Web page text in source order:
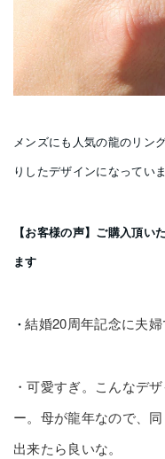
メンズにも人気の龍のリン
りしたデザインになっていま
【お客様の声】ご購入頂い
ます
・結婚20周年記念に夫婦
・可愛すぎ。こんなデ
ー。母が龍年なので、
出来たら良いな。